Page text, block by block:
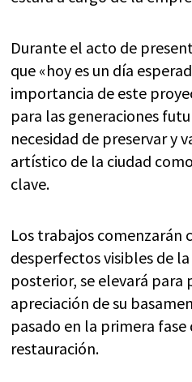
Durante el acto de
que «hoy es un día
importancia de este
para las generaciones
necesidad de preservar y
artístico de la ciudad
clave.
Los trabajos comenzarán
desperfectos visibles de
posterior, se elevará
apreciación de su
pasado en la primera
restauración.